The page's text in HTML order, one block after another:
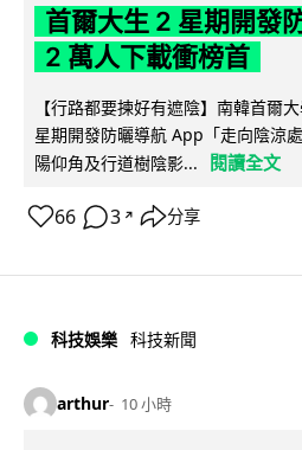
首爾大生 2 星期開發
2 萬人下載衝榜首
【行路都要揀好有遮陰】南韓首爾
星期開發防曬導航 App「走向陰涼
陽仰角及行道樹陰影...
閱讀全文
66 3 ↗ 分享
科技娛樂 科技新聞
arthur 10 小時